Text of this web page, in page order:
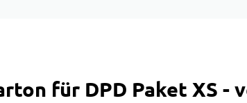
für DPD Paket XS -